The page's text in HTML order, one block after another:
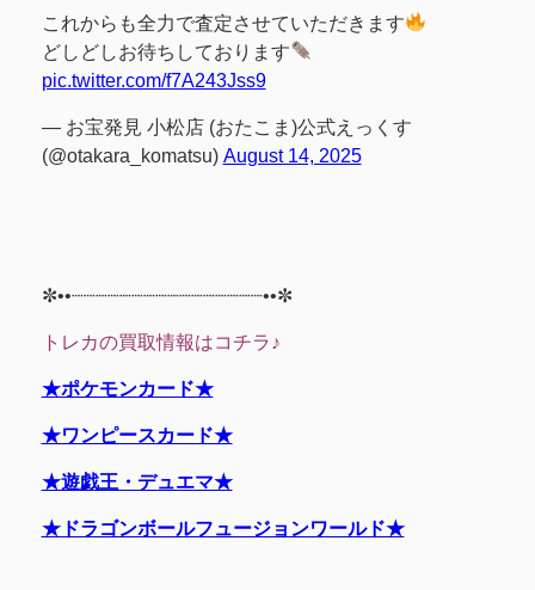
これからも全力で査定させていただきます
どしどしお待ちしております
pic.twitter.com/f7A243Jss9
— お宝発見 小松店 (おたこま)公式えっくす
(@otakara_komatsu) August 14, 2025
✼••┈┈┈┈┈┈┈┈┈┈┈┈┈┈┈┈••✼
トレカの買取情報はコチラ♪
★ポケモンカード★
★ワンピースカード★
★遊戯王・デュエマ★
★ドラゴンボールフュージョンワールド★